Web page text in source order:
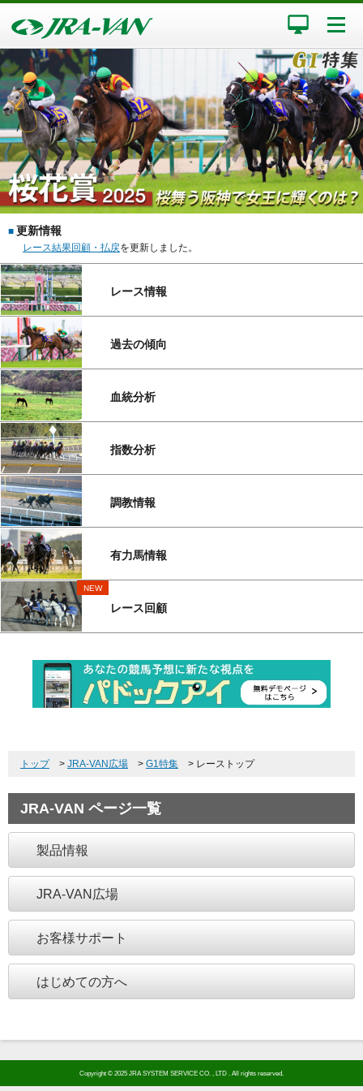
■ 更新情報
レース結果回顧・払戻を更新しました。
レース情報
過去の傾向
血統分析
指数分析
調教情報
有力馬情報
レース回顧
NEW
トップ> JRA-VAN広場 > G1特集 > レーストップ
JRA-VAN ページ一覧
製品情報
JRA-VAN広場
お客様サポート
はじめての方へ
Copyright © 2025 JRA SYSTEM SERVICE CO. , LTD . All rights reserved.